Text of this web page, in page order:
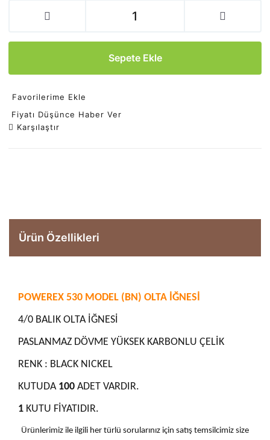
Sepete Ekle
Favorilerime Ekle
Fiyatı Düşünce Haber Ver
Karşılaştır
Ürün Özellikleri
POWEREX 530 MODEL (BN) OLTA İĞNESİ
4/0 BALIK OLTA İĞNESİ
PASLANMAZ DÖVME YÜKSEK KARBONLU ÇELİK
RENK : BLACK NICKEL
KUTUDA 100 ADET VARDIR.
1 KUTU FİYATIDIR.
Ürünlerimiz ile ilgili her türlü sorularınız için satış temsilcimiz size